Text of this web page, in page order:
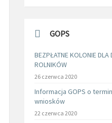
GOPS
BEZPŁATNE KOLONIE DLA
ROLNIKÓW
26 czerwca 2020
Informacja GOPS o
wniosków
22 czerwca 2020